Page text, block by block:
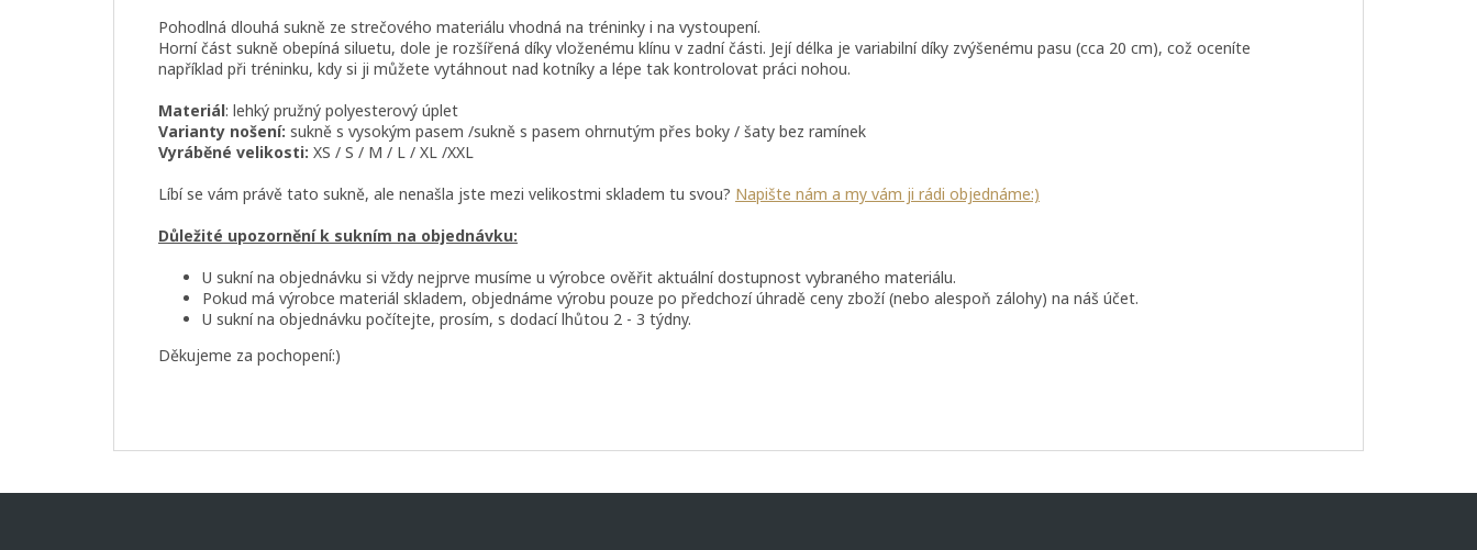
Pohodlná dlouhá sukně ze strečového materiálu vhodná na tréninky i na vystoupení.
Horní část sukně obepíná siluetu, dole je rozšířená díky vloženému klínu v zadní části. Její délka je variabilní díky zvýšenému pasu (cca 20 cm), což oceníte
například při tréninku, kdy si ji můžete vytáhnout nad kotníky a lépe tak kontrolovat práci nohou.
Materiál: lehký pružný polyesterový úplet
Varianty nošení: sukně s vysokým pasem /sukně s pasem ohrnutým přes boky / šaty bez ramínek
Vyráběné velikosti: XS / S / M / L / XL /XXL
Líbí se vám právě tato sukně, ale nenašla jste mezi velikostmi skladem tu svou? Napište nám a my vám ji rádi objednáme:)
Důležité upozornění k sukním na objednávku:
U sukní na objednávku si vždy nejprve musíme u výrobce ověřit aktuální dostupnost vybraného materiálu.
Pokud má výrobce materiál skladem, objednáme výrobu pouze po předchozí úhradě ceny zboží (nebo alespoň zálohy) na náš účet.
U sukní na objednávku počítejte, prosím, s dodací lhůtou 2 - 3 týdny.
Děkujeme za pochopení:)